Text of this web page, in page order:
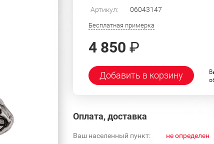
Артикул: 06043147
Бесплатная примерка
4 850 ₽
Добавить в корзину
Оплата, доставка
Ваш населенный пункт: не определен